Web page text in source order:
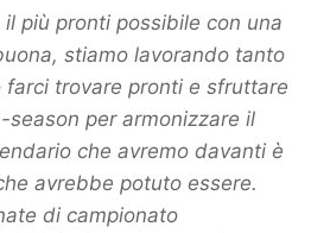
il più pronti possibile con una
stiamo lavorando tanto
trovare pronti e sfruttare
per armonizzare il
che avremo davanti è
avrebbe potuto essere.
di campionato